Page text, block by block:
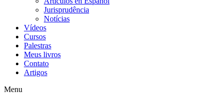
Jurisprudência
Notícias
Vídeos
Cursos
Palestras
Meus livros
Contato
Artigos
Menu